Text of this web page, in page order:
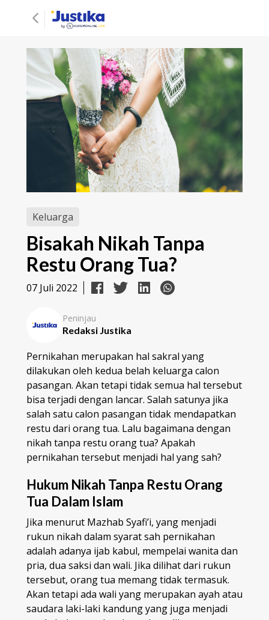
Keluarga
Bisakah Nikah Tanpa
Restu Orang Tua?
07 Juli 2022
Peninjau
Redaksi Justika
Pernikahan merupakan hal sakral yang
dilakukan oleh kedua belah keluarga calon
pasangan. Akan tetapi tidak semua hal tersebut
bisa terjadi dengan lancar. Salah satunya jika
salah satu calon pasangan tidak mendapatkan
restu dari orang tua. Lalu bagaimana dengan
nikah tanpa restu orang tua? Apakah
pernikahan tersebut menjadi hal yang sah?
Hukum Nikah Tanpa Restu Orang
Tua Dalam Islam
Jika menurut Mazhab Syafi’i, yang menjadi
rukun nikah dalam syarat sah pernikahan
adalah adanya ijab kabul, mempelai wanita dan
pria, dua saksi dan wali. Jika dilihat dari rukun
tersebut, orang tua memang tidak termasuk.
Akan tetapi ada wali yang merupakan ayah atau
saudara laki-laki kandung yang juga menjadi